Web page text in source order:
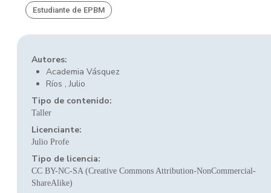
Estudiante de EPBM
Autores:
Academia Vásquez
Ríos , Julio
Tipo de contenido:
Taller
Licenciante:
Julio Profe
Tipo de licencia:
CC BY-NC-SA (Creative Commons Attribution-NonCommercial-
ShareAlike)